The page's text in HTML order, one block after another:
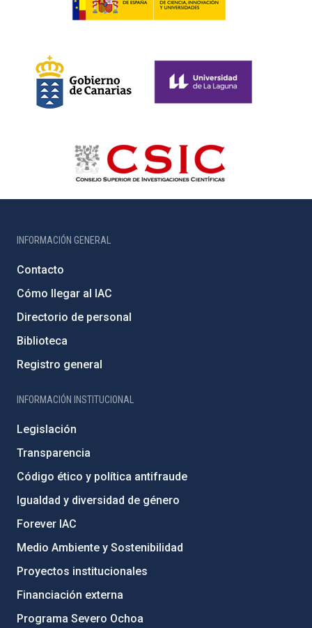
INFORMACIÓN GENERAL
Contacto
Cómo llegar al IAC
Directorio de personal
Biblioteca
Registro general
INFORMACIÓN INSTITUCIONAL
Legislación
Transparencia
Código ético y política antifraude
Igualdad y diversidad de género
Forever IAC
Medio Ambiente y Sostenibilidad
Proyectos institucionales
Financiación externa
Programa Severo Ochoa